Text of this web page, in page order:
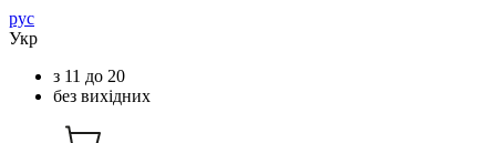
рус
Укр
з 11 до 20
без вихідних